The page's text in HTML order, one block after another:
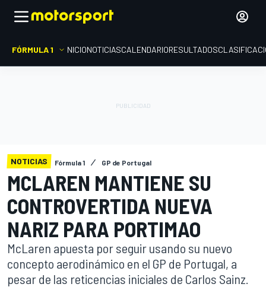
FÓRMULA 1 INICIONOTICIASCALENDARIORESULTADOS
NOTICIAS Fórmula 1 GP de Portugal
MCLAREN MANTIENE SU
CONTROVERTIDA NUEVA
NARIZ PARA PORTIMAO
McLaren apuesta por seguir usando su nuevo
concepto aerodinámico en el GP de Portugal, a
pesar de las reticencias iniciales de Carlos Sainz.